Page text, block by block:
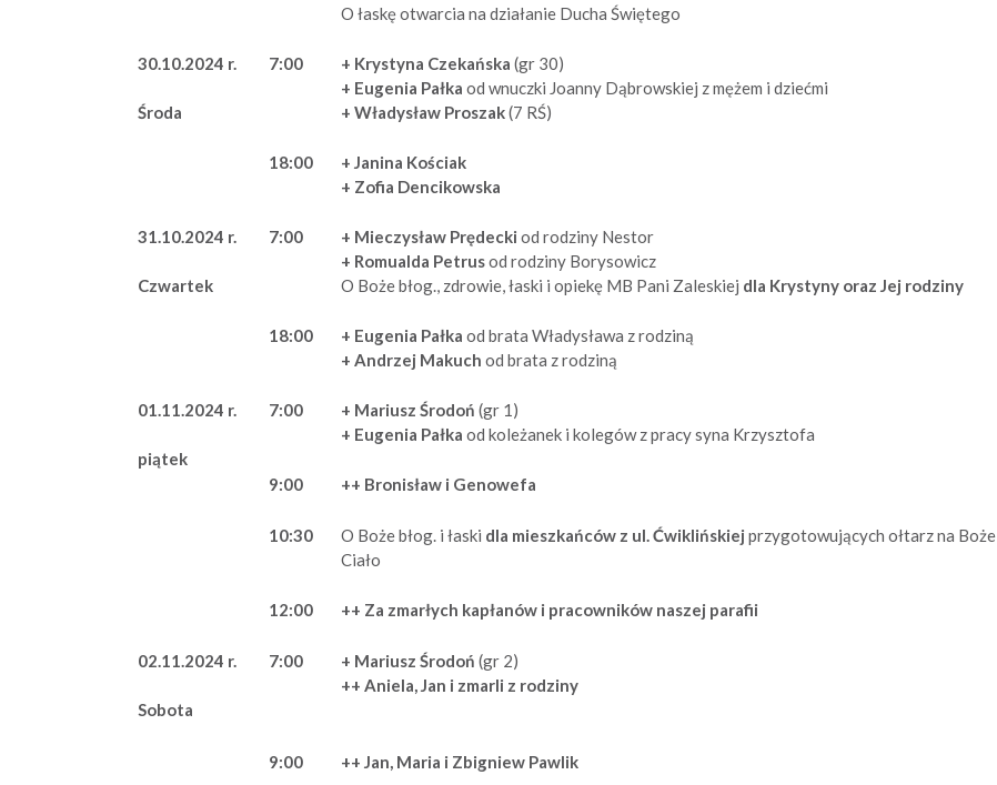
O łaskę otwarcia na działanie Ducha Świętego
30.10.2024 r.
Środa
7:00 + Krystyna Czekańska (gr 30)
+ Eugenia Pałka od wnuczki Joanny Dąbrowskiej z mężem i dziećmi
+ Władysław Proszak(7 RŚ)
18:00
+ Janina Kościak
+ Zofia Dencikowska
31.10.2024 r.
Czwartek
7:00 + Mieczysław Prędecki od rodziny Nestor
+ Romualda Petrusod rodziny Borysowicz
O Boże błog., zdrowie, łaski i opiekę MB Pani Zaleskiej dla Krystyny oraz Jej rodziny
18:00 + Eugenia Pałka od brata Władysława z rodziną
+ Andrzej Makuch od brata z rodziną
01.11.2024 r.
piątek
7:00 + Mariusz Środoń (gr 1)
+ Eugenia Pałka od koleżanek i kolegów z pracy syna Krzysztofa
9:00 ++ Bronisław i Genowefa
10:30 O Boże błog. i łaski dla mieszkańców z ul. Ćwiklińskiej przygotowujących ołtarz na Boże
Ciało
12:00 ++ Za zmarłych kapłanów i pracowników naszej parafii
02.11.2024 r.
Sobota
7:00 + Mariusz Środoń (gr 2)
++ Aniela, Jan i zmarli z rodziny
9:00 ++ Jan, Maria i Zbigniew Pawlik